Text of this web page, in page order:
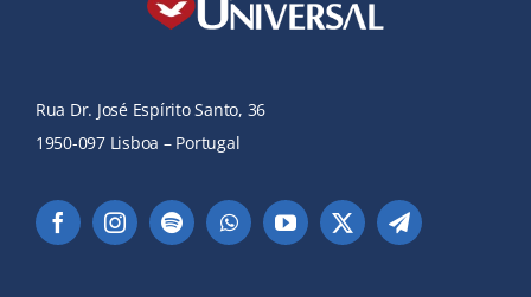
Rua Dr. José Espírito Santo, 36
1950-097 Lisboa – Portugal